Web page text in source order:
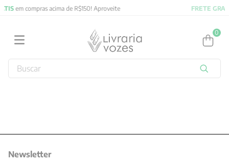
FRETE GRATIS em compras acima de R$150!
0
Buscar
Newsletter
3º 2027
4º jung